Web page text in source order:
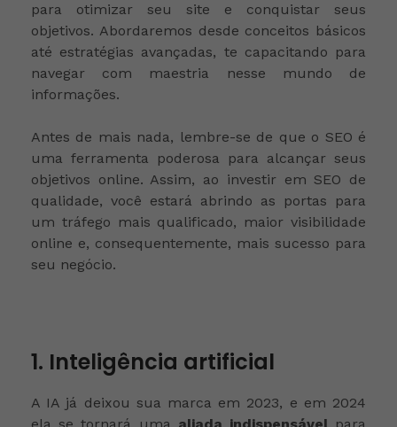
para otimizar seu site e conquistar seus
objetivos. Abordaremos desde conceitos básicos
até estratégias avançadas, te capacitando para
navegar com maestria nesse mundo de
informações.
Antes de mais nada, lembre-se de que o SEO é
uma ferramenta poderosa para alcançar seus
objetivos online. Assim, ao investir em SEO de
qualidade, você estará abrindo as portas para
um tráfego mais qualificado, maior visibilidade
online e, consequentemente, mais sucesso para
seu negócio.
1. Inteligência artificial
A IA já deixou sua marca em 2023, e em 2024